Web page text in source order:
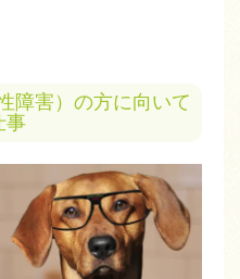
障害）の方に向いて
事